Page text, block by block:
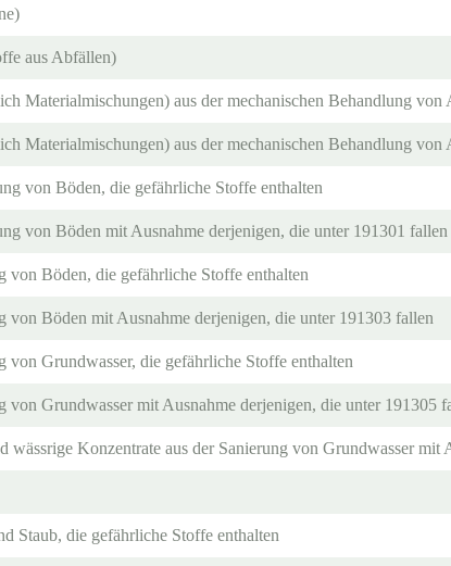
aus Abfällen)
Materialmischungen) aus der mechanischen Behandlung
Materialmischungen) aus der mechanischen Behandlung
von Böden, die gefährliche Stoffe enthalten
von Böden mit Ausnahme derjenigen, die unter 191301 fallen
von Böden, die gefährliche Stoffe enthalten
von Böden mit Ausnahme derjenigen, die unter 191303 fallen
von Grundwasser, die gefährliche Stoffe enthalten
von Grundwasser mit Ausnahme derjenigen, die unter 191305
wässrige Konzentrate aus der Sanierung von Grundwasser mit
Staub, die gefährliche Stoffe enthalten